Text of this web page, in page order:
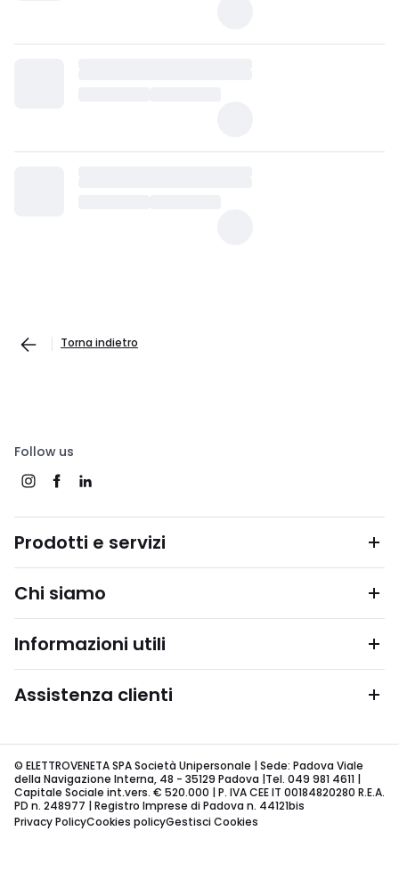
Torna indietro
Follow us
Prodotti e servizi
Chi siamo
Informazioni utili
Assistenza clienti
© ELETTROVENETA SPA Società Unipersonale | Sede: Padova Viale
della Navigazione Interna, 48 - 35129 Padova |Tel. 049 981 4611 |
Capitale Sociale int.vers. € 520.000 | P. IVA CEE IT 00184820280 R.E.A.
PD n. 248977 | Registro Imprese di Padova n. 44121bis
Privacy PolicyCookies policyGestisci Cookies